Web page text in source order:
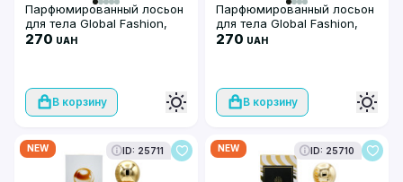
Парфюмированный лосьон
для тела Global Fashion,
Very Sexy Night, 250 мл
270 UAH
В корзину
Парфюмированный лосьон
для тела Global Fashion,
Romantic 250 ml
270 UAH
В корзину
NEW ID: 25711 NEW ID: 25710